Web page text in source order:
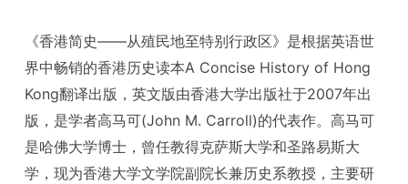
《香港简史——从殖民地至特别行政区》是根据英语世
界中畅销的香港历史读本A Concise History of Hong
Kong翻译出版，英文版由香港大学出版社于2007年出
版，是学者高马可(John M. Carroll)的代表作。高马可
是哈佛大学博士，曾任教得克萨斯大学和圣路易斯大
学，现为香港大学文学院副院长兼历史系教授，主要研